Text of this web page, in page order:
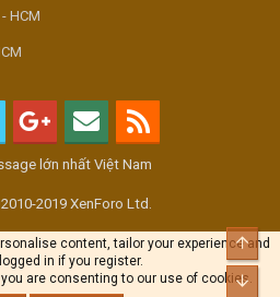
HCM
lớn nhất Việt Nam
2019 XenForo Ltd.
content, tailor your experience and
in if you register.
are consenting to our use of cookies.
Top